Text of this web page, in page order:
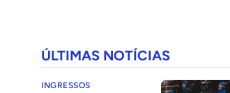
ÚLTIMAS NOTÍCIAS
INGRESSOS